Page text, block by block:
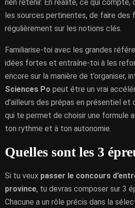
rien retenir. En réalité, ce qui compte,
les sources pertinentes, de faire des
régulièrement sur les notions clés.
Familiarise-toi avec les grandes
idées fortes et entraîne-toi à les
encore sur la manière de t’organiser,
Sciences Po peut être un vrai
d’ailleurs des prépas en présentiel et
qui te permet de choisir une formule
ton rythme et à ton autonomie.
Quelles sont les 3
Si tu veux passer le concours
province, tu devras composer sur 3
Chacune a un rôle précis dans la